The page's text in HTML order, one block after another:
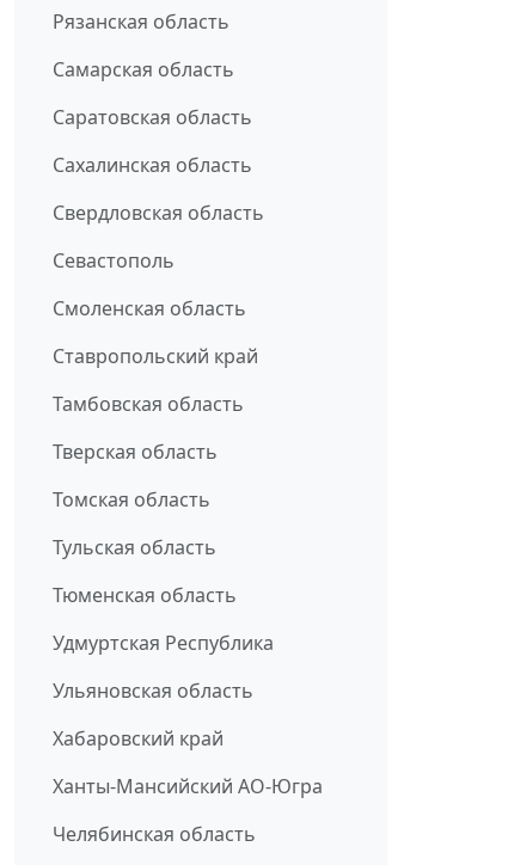
Рязанская область
Самарская область
Саратовская область
Сахалинская область
Свердловская область
Севастополь
Смоленская область
Ставропольский край
Тамбовская область
Тверская область
Томская область
Тульская область
Тюменская область
Удмуртская Республика
Ульяновская область
Хабаровский край
Ханты-Мансийский АО-Югра
Челябинская область